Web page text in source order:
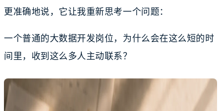
更准确地说，它让我重新思考一个问题：
一个普通的大数据开发岗位，为什么会在这么短的时
间里，收到这么多人主动联系？